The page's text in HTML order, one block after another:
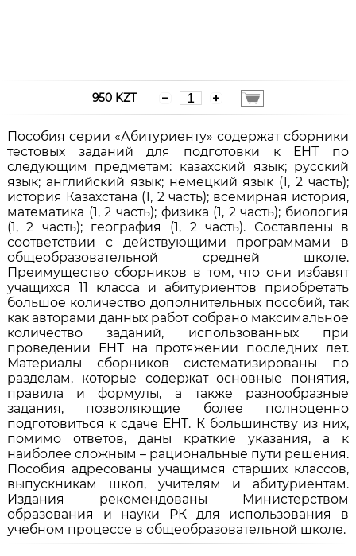
950 KZT
Пособия серии «Абитуриенту» содержат сборники
тестовых заданий для подготовки к ЕНТ по
следующим предметам: казахский язык; русский
язык; английский язык; немецкий язык (1, 2 часть);
история Казахстана (1, 2 часть); всемирная история,
математика (1, 2 часть); физика (1, 2 часть); биология
(1, 2 часть); география (1, 2 часть). Составлены в
соответствии с действующими программами в
общеобразовательной средней школе.
Преимущество сборников в том, что они избавят
учащихся 11 класса и абитуриентов приобретать
большое количество дополнительных пособий, так
как авторами данных работ собрано максимальное
количество заданий, использованных при
проведении ЕНТ на протяжении последних лет.
Материалы сборников систематизированы по
разделам, которые содержат основные понятия,
правила и формулы, а также разнообразные
задания, позволяющие более полноценно
подготовиться к сдаче ЕНТ. К большинству из них,
помимо ответов, даны краткие указания, а к
наиболее сложным – рациональные пути решения.
Пособия адресованы учащимся старших классов,
выпускникам школ, учителям и абитуриентам.
Издания рекомендованы Министерством
образования и науки РК для использования в
учебном процессе в общеобразовательной школе.